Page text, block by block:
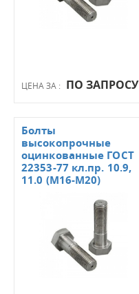
ЦЕНА ЗА : ПО ЗАПРОСУ
Болты
высокопрочные
оцинкованные ГОСТ
22353-77 кл.пр. 10.9,
11.0 (М16-М20)